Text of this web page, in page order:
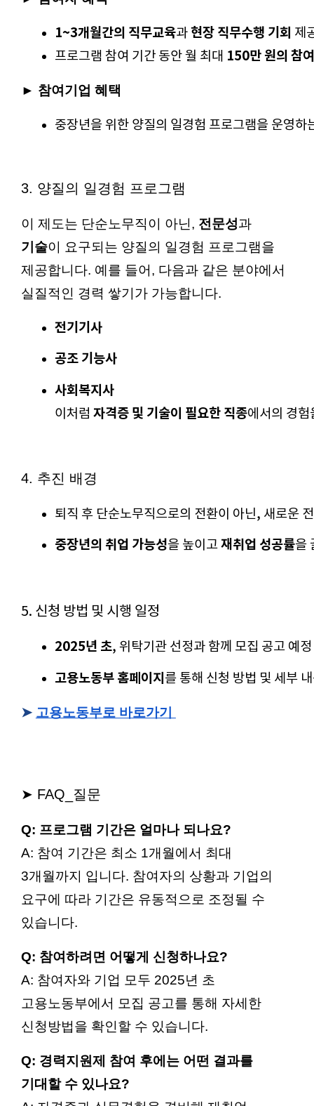
1~3개월간의 직무교육과 현장 직무수행 기회 제
프로그램 참여 기간 동안 월 최대 150만 원의 참
► 참여기업 혜택
중장년을 위한 양질의 일경험 프로그램을 운영
3. 양질의 일경험 프로그램
이 제도는 단순노무직이 아닌, 전문성과
기술이 요구되는 양질의 일경험 프로그램을
제공합니다. 예를 들어, 다음과 같은 분야에서
실질적인 경력 쌓기가 가능합니다.
전기기사
공조 기능사
사회복지사
이처럼 자격증 및 기술이 필요한 직종에서의 경험
4. 추진 배경
퇴직 후 단순노무직으로의 전환이 아닌, 새로운
중장년의 취업 가능성을 높이고 재취업 성공률을
5. 신청 방법 및 시행 일정
2025년 초, 위탁기관 선정과 함께 모집 공고 예정
고용노동부 홈페이지를 통해 신청 방법 및 세부
➤ 고용노동부로 바로가기
➤ FAQ_질문
Q: 프로그램 기간은 얼마나 되나요?
A: 참여 기간은 최소 1개월에서 최대
3개월까지 입니다. 참여자의 상황과 기업의
요구에 따라 기간은 유동적으로 조정될 수
있습니다.
Q: 참여하려면 어떻게 신청하나요?
A: 참여자와 기업 모두 2025년 초
고용노동부에서 모집 공고를 통해 자세한
신청방법을 확인할 수 있습니다.
Q: 경력지원제 참여 후에는 어떤 결과를
기대할 수 있나요?